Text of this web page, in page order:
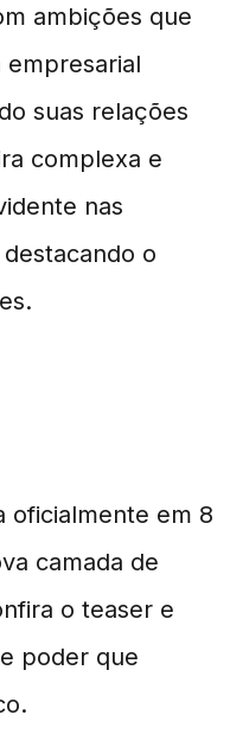
ambições que
suas relações
complexa e
nas
o
oficialmente em 8
camada de
o teaser e
poder que